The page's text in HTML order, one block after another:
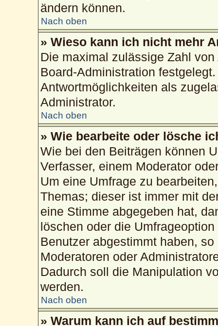
ändern können.
Nach oben
» Wieso kann ich nicht mehr
Die maximal zulässige Zahl
Board-Administration
Antwortmöglichkeiten als
Administrator.
Nach oben
» Wie bearbeite oder lösche
Wie bei den Beiträgen können
Verfasser, einem Moderator
Um eine Umfrage zu
Themas; dieser ist immer mit
eine Stimme abgegeben hat,
löschen oder die
Benutzer abgestimmt haben,
Moderatoren oder
Dadurch soll die Manipulation
werden.
Nach oben
» Warum kann ich auf